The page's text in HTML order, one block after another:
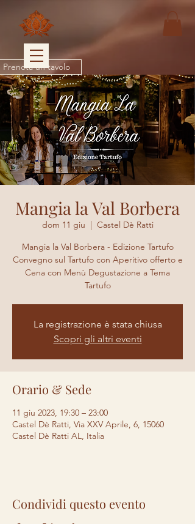
Mangia la Val Borbera
dom 11 giu
  |
Castel Dè Ratti
Mangia la Val Borbera - Edizione Tartufo
Convegno sul Tartufo con Aperitivo offerto e
Cena con Menù Degustazione a Tema
Tartufo
La registrazione è stata chiusa
Scopri gli altri eventi
Orario & Sede
11 giu 2023, 19:30 – 23:00
Castel Dè Ratti, Via XXV Aprile, 6, 15060
Castel Dè Ratti AL, Italia
Condividi questo evento
Prenota un tavolo